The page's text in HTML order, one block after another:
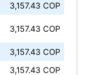
3,157.43 COP
3,157.43 COP
3,157.43 COP
3,157.43 COP